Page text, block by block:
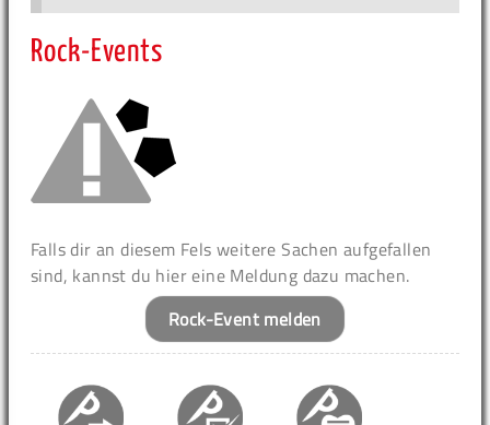
Rock-Events
Falls dir an diesem Fels weitere Sachen aufgefallen
sind, kannst du hier eine Meldung dazu machen.
Rock-Event melden